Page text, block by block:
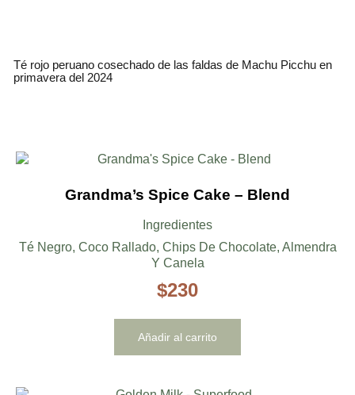
Té rojo peruano cosechado de las faldas de Machu Picchu en
primavera del 2024
Grandma’s Spice Cake – Blend
Ingredientes
Té Negro, Coco Rallado, Chips De Chocolate, Almendra
Y Canela
$230
Añadir al carrito